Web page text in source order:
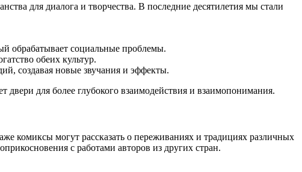
для диалога и творчества. В последние десятилетия мы стали
обрабатывает социальные проблемы.
обеих культур.
создавая новые звучания и эффекты.
для более глубокого взаимодействия и взаимопонимания.
комиксы могут рассказать о переживаниях и традициях различных
с работами авторов из других стран.